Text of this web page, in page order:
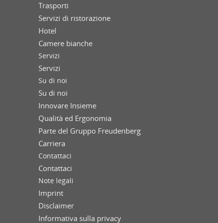
Trasporti
Servizi di ristorazione
Hotel
Camere bianche
Servizi
Servizi
Su di noi
Su di noi
Innovare Insieme
Qualità ed Ergonomia
Parte del Gruppo Freudenberg
Carriera
Contattaci
Contattaci
Note legali
Imprint
Disclaimer
Informativa sulla privacy